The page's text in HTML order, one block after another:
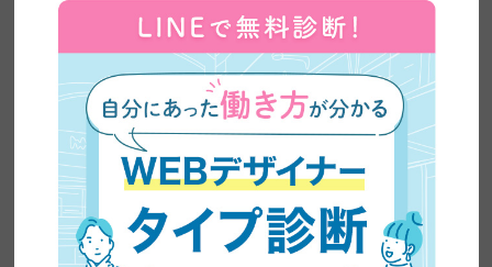
的に収益へと結びつきます。
無理に知らない分野を勉強するのではなく、自分の好きなことや
得意なことを活かして執筆できるため、楽しみながら長く続けら
れるのもブログの醍醐味です。
メリット5：資産になる
ブログを運営する大きな醍醐味は、書き溜めた記事が将来にわた
って収益を生み出す「資産」になることです。